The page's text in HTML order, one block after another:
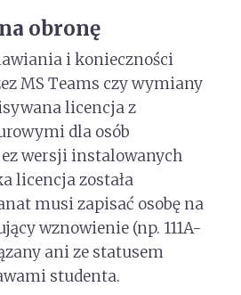
obronę
i konieczności
MS Teams czy wymiany
licencja z
dla osób
wersji instalowanych
licencja została
musi zapisać osobę na
wznowienie (np. 111A-
ani ze statusem
studenta.